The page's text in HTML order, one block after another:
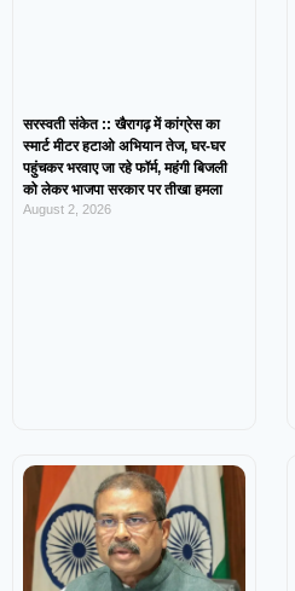
सरस्वती संकेत :: खैरागढ़ में कांग्रेस का
स्मार्ट मीटर हटाओ अभियान तेज, घर-घर
पहुंचकर भरवाए जा रहे फॉर्म, महंगी बिजली
को लेकर भाजपा सरकार पर तीखा हमला
August 2, 2026